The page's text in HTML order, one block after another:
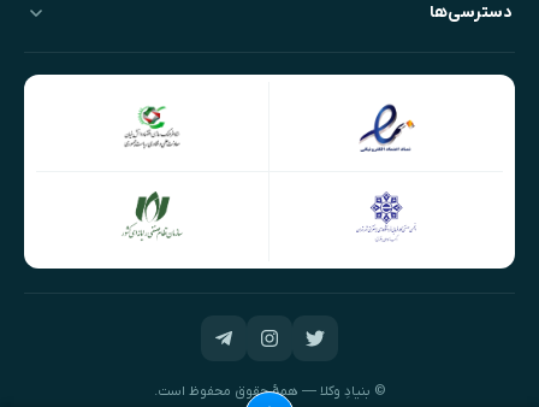
دسترسی‌ها
© بنیادِ وکلا — همهٔ حقوق محفوظ است.